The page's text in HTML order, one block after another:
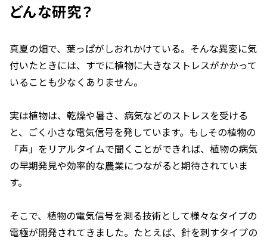
どんな研究？
真夏の畑で、葉っぱがしおれかけている。そんな異変に気
付いたときには、すでに植物に大きなストレスがかかって
いることも少なくありません。
実は植物は、乾燥や暑さ、病気などのストレスを受ける
と、ごく小さな電気信号を発しています。もしその植物の
「声」をリアルタイムで聞くことができれば、植物の病気
の早期発見や効率的な農業につながると期待されていま
す。
そこで、植物の電気信号を測る技術として様々なタイプの
電極が開発されてきました。たとえば、針を刺すタイプの